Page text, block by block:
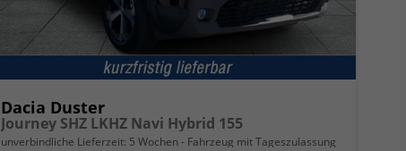
Dacia Duster
Journey SHZ LKHZ Navi Hybrid 155
unverbindliche Lieferzeit: 5 Wochen Fahrzeug mit Tageszulassung